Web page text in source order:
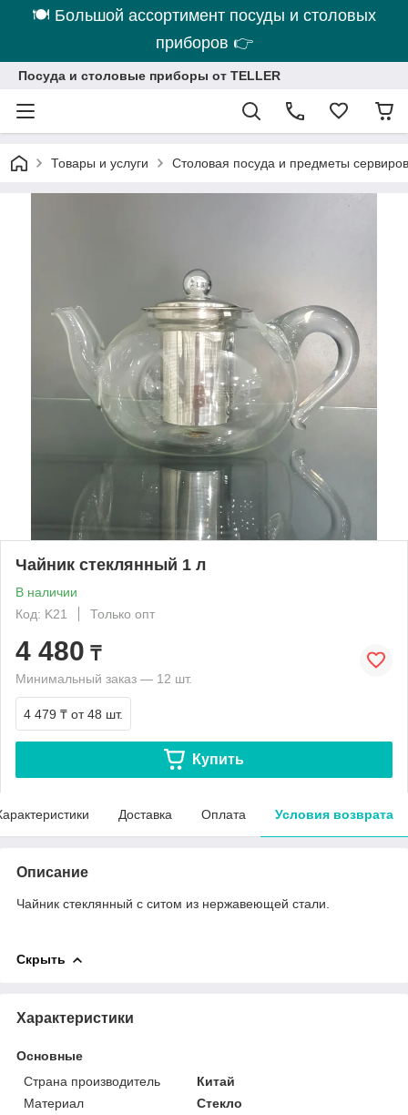
🍽 Большой ассортимент посуды и столовых
приборов 👉
Посуда и столовые приборы от TELLER
Товары и услуги Столовая посуда и предметы
Чайник стеклянный 1 л
В наличии
Код: K21
Только опт
4 480 ₸
Минимальный заказ — 12 шт.
4 479 ₸ от 48 шт.
Купить
Доставка Оплата Условия возврата
Описание
Чайник стеклянный с ситом из нержавеющей стали.
Скрыть
Характеристики
Основные
Страна производитель
Китай
Материал
Стекло